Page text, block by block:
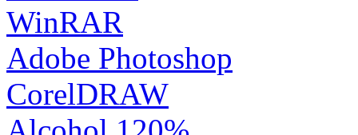
WinRAR
Adobe Photoshop
CorelDRAW